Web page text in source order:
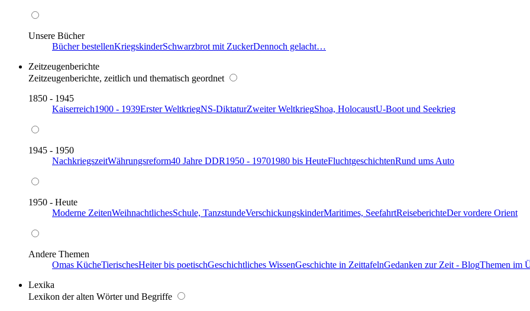
Unsere Bücher
Bücher bestellenKriegskinderSchwarzbrot mit ZuckerDennoch gelacht…
Zeitzeugenberichte
Zeitzeugenberichte, zeitlich und thematisch geordnet
1850 - 1945
Kaiserreich1900 - 1939Erster WeltkriegNS-DiktaturZweiter WeltkriegShoa, HolocaustU-Boot und Seekrieg
1945 - 1950
NachkriegszeitWährungsreform40 Jahre DDR1950 - 19701980 bis HeuteFluchtgeschichtenRund ums Auto
1950 - Heute
Moderne ZeitenWeihnachtlichesSchule, TanzstundeVerschickungskinderMaritimes, SeefahrtReiseberichteDer vordere Orient
Andere Themen
Omas KücheTierischesHeiter bis poetischGeschichtliches WissenGeschichte in ZeittafelnGedanken zur Zeit - BlogThemen im
Lexika
Lexikon der alten Wörter und Begriffe